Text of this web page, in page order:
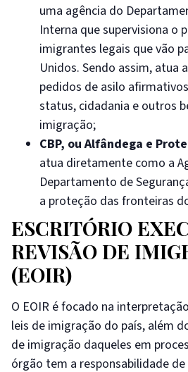
uma agência do
Interna que supervisiona o
imigrantes legais que vão
Unidos. Sendo assim, atua
pedidos de asilo
status, cidadania e outros
imigração;
CBP, ou Alfândega e
atua diretamente como a
Departamento de
a proteção das fronteiras
ESCRITÓRIO
REVISÃO DE
(EOIR)
O EOIR é focado na
leis de imigração do país, além
de imigração daqueles em
órgão tem a responsabilidade